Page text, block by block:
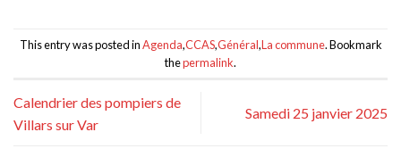
This entry was posted inAgenda,CCAS,Général,La commune. Bookmark
thepermalink.
Calendrier des pompiers de
Villars sur Var
Samedi 25 janvier 2025